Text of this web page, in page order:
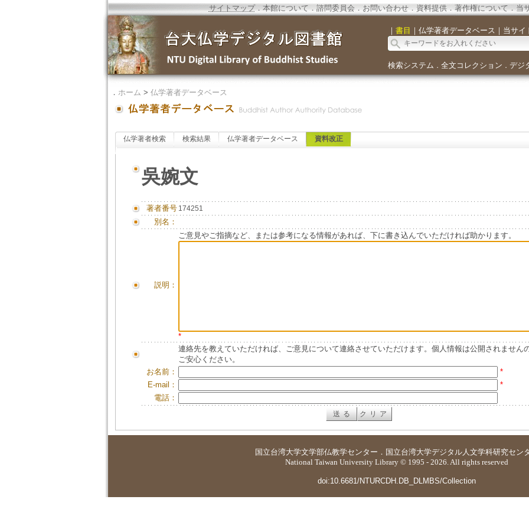
サイトマップ．本館について．諮問委員会． お問い合わせ． 資料提供．著作権について．当
｜ 書目 ｜ 仏学著者データベース ｜ 当サイ
検索システム ． 全文コレクション ． デジ
． ホーム > 仏学著者データベース
仏学著者検索 検索結果 仏学著者データベース 資料改正
吳婉文
著者番号 174251
別名：
説明：
ご意見やご指摘など、または参考になる情報があれば、下に書き込んでいただければ助かります。
*
連絡先を教えていただければ、ご意見について連絡させていただけます。個人情報は公開されません
ご安心ください。
お名前：
*
E-mail：
*
電話：
国立台湾大学文学部仏教学センター ． 国立台湾大学デジタル人文学科研究セン
National Taiwan University Library © 1995 - 2026. All rights reserved
doi:10.6681/NTURCDH.DB_DLMBS/Collection